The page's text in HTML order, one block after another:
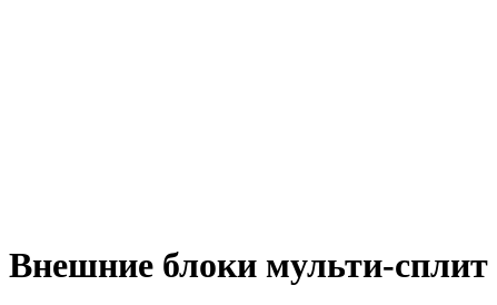
Внешние блоки мульти-сплит